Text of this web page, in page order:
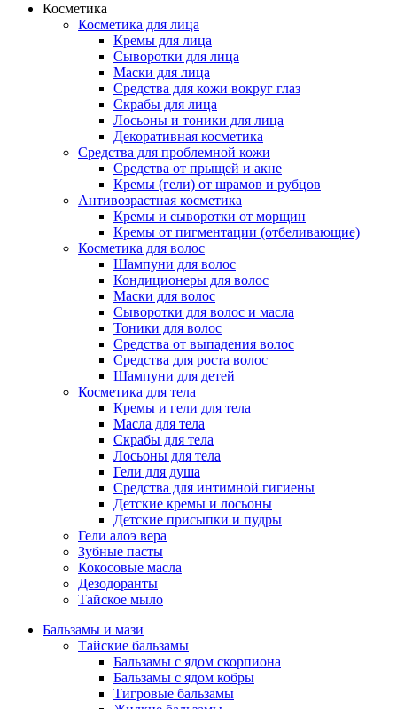
Косметика
Косметика для лица
Кремы для лица
Сыворотки для лица
Маски для лица
Средства для кожи вокруг глаз
Скрабы для лица
Лосьоны и тоники для лица
Декоративная косметика
Средства для проблемной кожи
Средства от прыщей и акне
Кремы (гели) от шрамов и рубцов
Антивозрастная косметика
Кремы и сыворотки от морщин
Кремы от пигментации (отбеливающие)
Косметика для волос
Шампуни для волос
Кондиционеры для волос
Маски для волос
Сыворотки для волос и масла
Тоники для волос
Средства от выпадения волос
Средства для роста волос
Шампуни для детей
Косметика для тела
Кремы и гели для тела
Масла для тела
Скрабы для тела
Лосьоны для тела
Гели для душа
Средства для интимной гигиены
Детские кремы и лосьоны
Детские присыпки и пудры
Гели алоэ вера
Зубные пасты
Кокосовые масла
Дезодоранты
Тайское мыло
Бальзамы и мази
Тайские бальзамы
Бальзамы с ядом скорпиона
Бальзамы с ядом кобры
Тигровые бальзамы